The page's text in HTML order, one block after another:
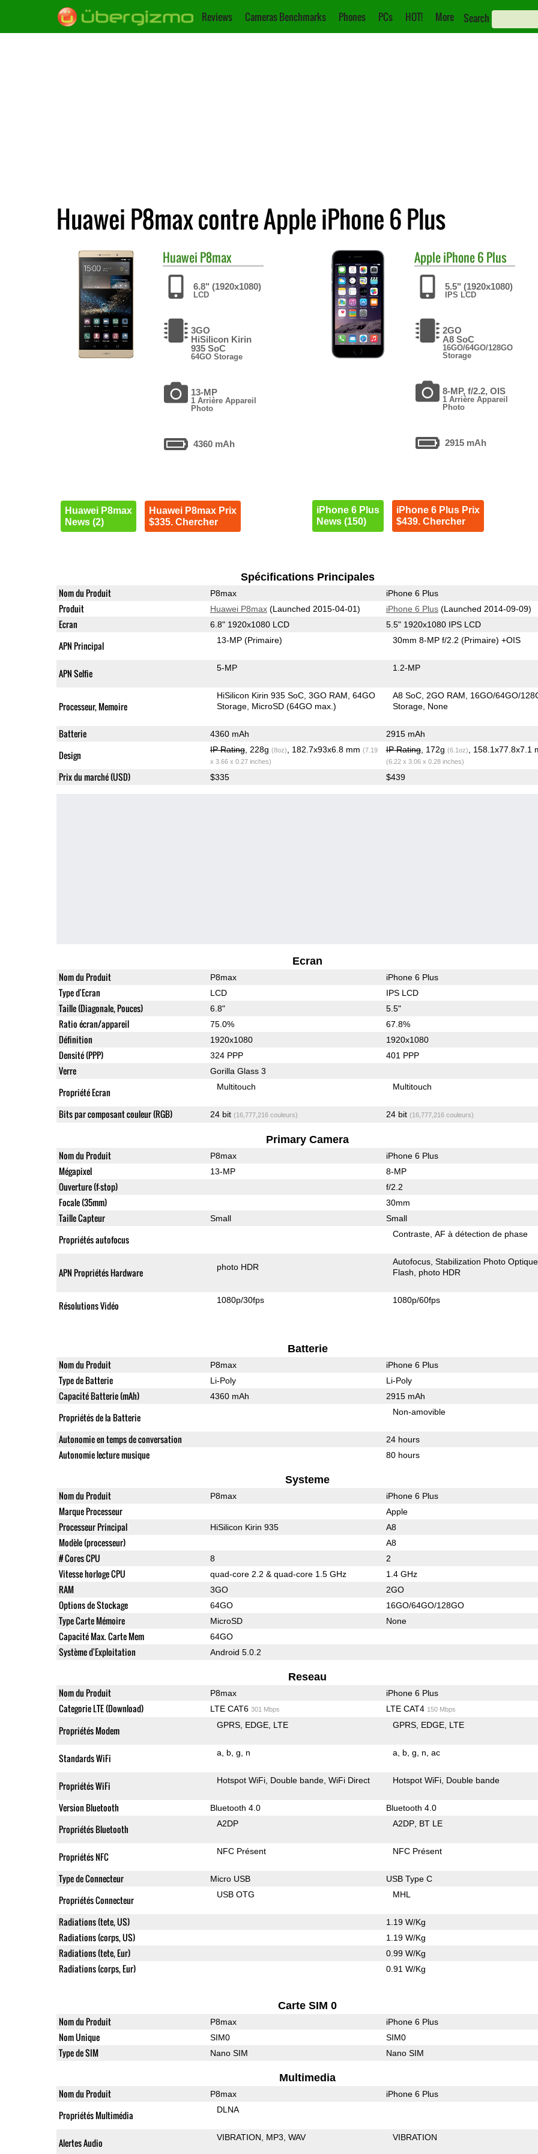
Reviews Cameras Benchmarks Phones PCs HOT! More Search
Huawei P8max contre Apple iPhone 6 Plus
Huawei P8max
6.8" (1920x1080)
LCD
3GO
HiSilicon Kirin
935 SoC
64GO Storage
13-MP
1 Arrière Appareil
Photo
4360 mAh
Huawei P8max
News (2)
Huawei P8max Prix
$335. Chercher
AppleiPhone 6 Plus
5.5" (1920x1080)
IPS LCD
2GO
A8 SoC
16GO/64GO/128GO
Storage
8-MP, f/2.2, OIS
1 Arrière Appareil
Photo
2915 mAh
iPhone 6 Plus
News (150)
iPhone 6 Plus Prix
$439. Chercher
Spécifications Principales
Nom du Produit P8max iPhone 6 Plus
Produit Huawei P8max(Launched 2015-04-01) iPhone 6 Plus(Launched 2014-09-09)
Ecran 6.8" 1920x1080 LCD 5.5" 1920x1080 IPS LCD
APN Principal 13-MP(Primaire) 30mm 8-MP f/2.2(Primaire) +OIS
APN Selfie 5-MP 1.2-MP
Processeur, Memoire
HiSilicon Kirin 935 SoC 3GO RAM 64GO
Storage MicroSD (64GO max.)
A8 SoC 2GO RAM
16GO/64GO/
Storage None
Batterie 4360 mAh 2915 mAh
Design IP Rating, 228g (8oz) , 182.7x93x6.8 mm (7.19
x 3.66 x 0.27 inches)
IP Rating, 172g (6.1oz) , 158.1x77.8x7.1
(6.22 x 3.06 x 0.28 inches)
Prix du marché (USD) $335 $439
Ecran
Nom du Produit P8max iPhone 6 Plus
Type d'Ecran LCD IPS LCD
Taille (Diagonale, Pouces) 6.8" 5.5"
Ratio écran/appareil 75.0% 67.8%
Définition 1920x1080 1920x1080
Densité (PPP) 324 PPP 401 PPP
Verre Gorilla Glass 3
Propriété Ecran Multitouch Multitouch
Bits par composant couleur (RGB) 24 bit (16,777,216 couleurs) 24 bit (16,777,216 couleurs)
Primary Camera
Nom du Produit P8max iPhone 6 Plus
Mégapixel 13-MP 8-MP
Ouverture (f-stop) f/2.2
Focale (35mm) 30mm
Taille Capteur Small Small
Propriétés autofocus Contraste AF à détection de phase
APN Propriétés Hardware photo HDR
Autofocus Stabilization Photo Optique
Flash
photo HDR
Résolutions Vidéo 1080p/30fps 1080p/60fps
Batterie
Nom du Produit P8max iPhone 6 Plus
Type de Batterie Li-Poly Li-Poly
Capacité Batterie (mAh) 4360 mAh 2915 mAh
Propriétés de la Batterie Non-amovible
Autonomie en temps de conversation 24 hours
Autonomie lecture musique 80 hours
Systeme
Nom du Produit P8max iPhone 6 Plus
Marque Processeur Apple
Processeur Principal HiSilicon Kirin 935 A8
Modèle (processeur) A8
# Cores CPU 8 2
Vitesse horloge CPU quad-core 2.2 & quad-core 1.5 GHz 1.4 GHz
RAM 3GO 2GO
Options de Stockage 64GO 16GO/64GO/128GO
Type Carte Mémoire MicroSD None
Capacité Max. Carte Mem 64GO
Système d'Exploitation Android 5.0.2
Reseau
Nom du Produit P8max iPhone 6 Plus
Categorie LTE (Download) LTE CAT6 301 Mbps LTE CAT4 150 Mbps
Propriétés Modem GPRS EDGE LTE GPRS EDGE LTE
Standards WiFi a b g n a b g n ac
Propriétés WiFi Hotspot WiFi Double bande WiFi Direct Hotspot WiFi Double bande
Version Bluetooth Bluetooth 4.0 Bluetooth 4.0
Propriétés Bluetooth A2DP A2DP BT LE
Propriétés NFC NFC Présent NFC Présent
Type de Connecteur Micro USB USB Type C
Propriétés Connecteur USB OTG MHL
Radiations (tete, US) 1.19 W/Kg
Radiations (corps, US) 1.19 W/Kg
Radiations (tete, Eur) 0.99 W/Kg
Radiations (corps, Eur) 0.91 W/Kg
Carte SIM 0
Nom du Produit P8max iPhone 6 Plus
Nom Unique SIM0 SIM0
Type de SIM Nano SIM Nano SIM
Multimedia
Nom du Produit P8max iPhone 6 Plus
Propriétés Multimédia DLNA
Alertes Audio VIBRATION MP3 WAV VIBRATION